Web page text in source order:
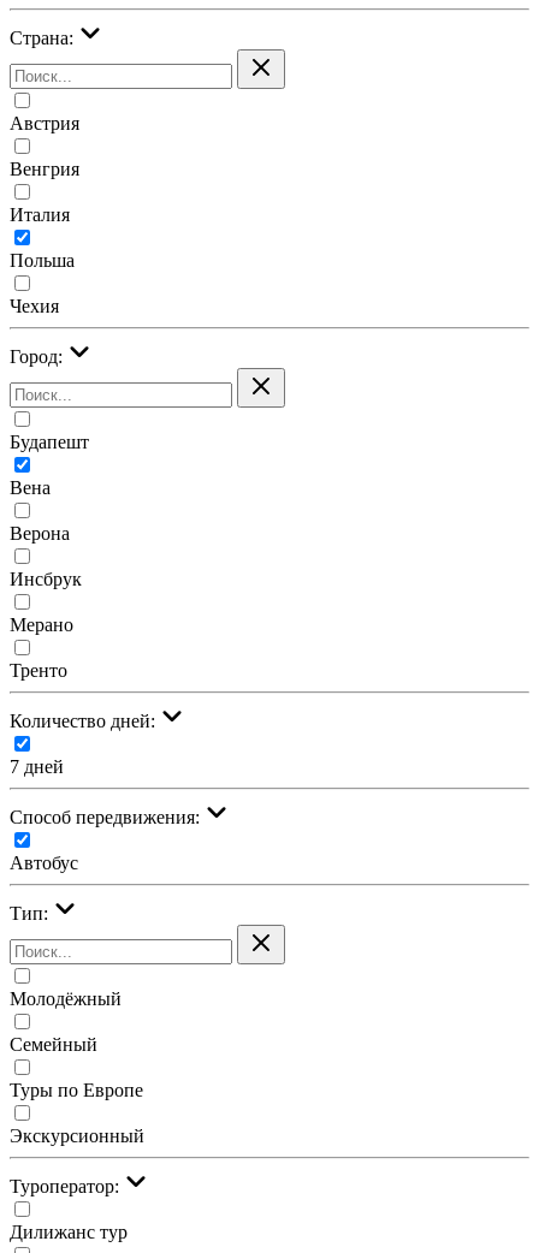
Страна:
Австрия
Венгрия
Италия
Польша
Чехия
Город:
Будапешт
Вена
Верона
Инсбрук
Мерано
Тренто
Количество дней:
7 дней
Cпособ передвижения:
Автобус
Тип:
Молодёжный
Семейный
Туры по Европе
Экскурсионный
Туроператор:
Дилижанс тур